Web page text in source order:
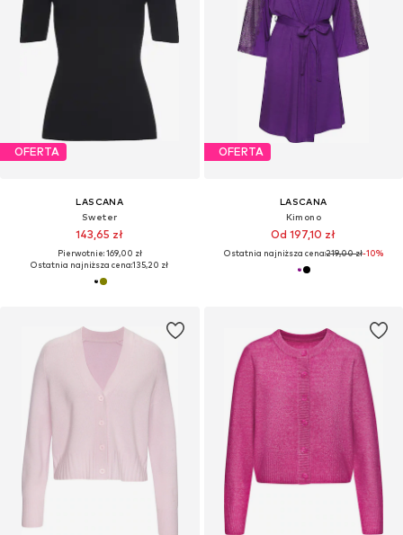
OFERTA
LASCANA
Sweter
143,65 zł
Pierwotnie: 169,00 zł
Ostatnia najniższa cena:135,20 zł
OFERTA
LASCANA
Kimono
Od 197,10 zł
Ostatnia najniższa cena:219,00 zł-10%